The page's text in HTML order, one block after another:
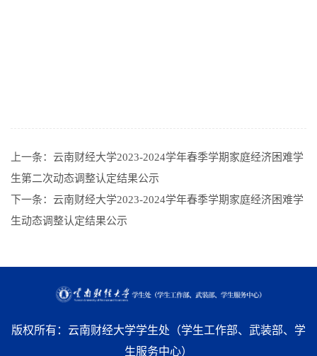
上一条： 云南财经大学2023-2024学年春季学期家庭经济困难学
生第二次动态调整认定结果公示
下一条： 云南财经大学2023-2024学年春季学期家庭经济困难学
生动态调整认定结果公示
版权所有：云南财经大学学生处（学生工作部、武装部、学
生服务中心）